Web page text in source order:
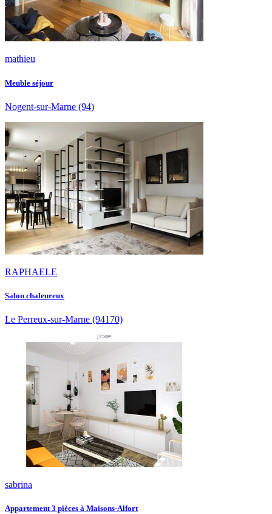
mathieu
Meuble séjour
Nogent-sur-Marne (94)
RAPHAELE
Salon chaleureux
Le Perreux-sur-Marne (94170)
sabrina
Appartement 3 pièces à Maisons-Alfort